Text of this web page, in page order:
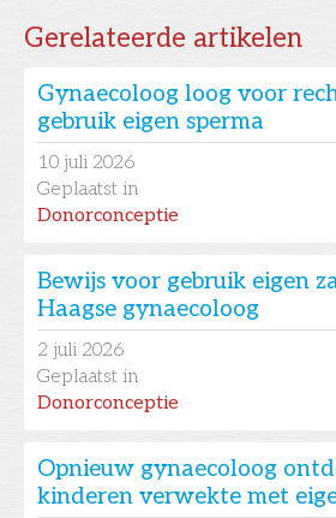
Gerelateerde artikelen
Gynaecoloog loog voor
gebruik eigen sperma
10 juli 2026
Geplaatst in
Donorconceptie
Bewijs voor gebruik eigen
Haagse gynaecoloog
2 juli 2026
Geplaatst in
Donorconceptie
Opnieuw gynaecoloog
kinderen verwekte met